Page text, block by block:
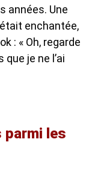
années. Une
enchantée,
: « Oh, regarde
je ne l’ai
parmi les